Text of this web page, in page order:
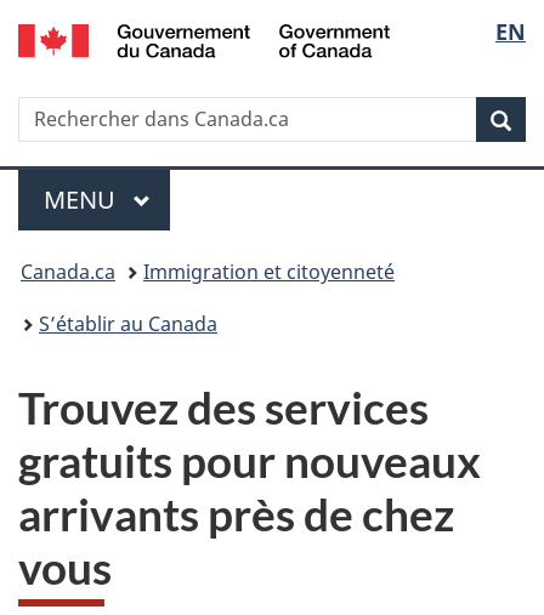
Passer
au
principal
Passer
à
sujet
du
gouvernement »
Passer
à
version
HTML
simplifiée
de
la
EN
Recherche
Rechercher
dans
IRCC
Menu
MENU PRINCIPAL
Vous
êtes
Canada.ca
Immigration et citoyenneté
S’établir au Canada
Trouvez des services
gratuits pour nouveaux
arrivants près de chez
vous